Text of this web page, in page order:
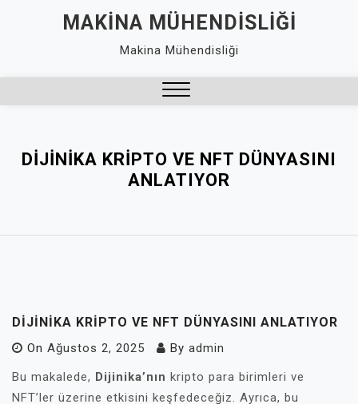
MAKINA MÜHENDISLIĞI
Makina Mühendisliği
DIJINIKA KRIPTO VE NFT DÜNYASINI
ANLATIYOR
DIJINIKA KRIPTO VE NFT DÜNYASINI ANLATIYOR
On Ağustos 2, 2025 By admin
Bu makalede, Dijinika’nın kripto para birimleri ve
NFT’ler üzerine etkisini keşfedeceğiz. Ayrıca, bu